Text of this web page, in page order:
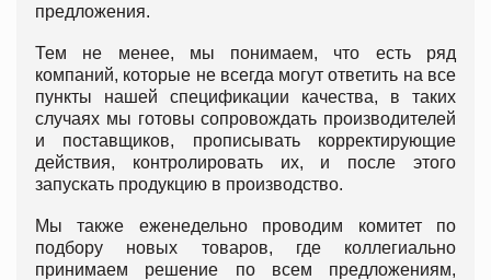
предложения.
Тем не менее, мы понимаем, что есть ряд
компаний, которые не всегда могут ответить на все
пункты нашей спецификации качества, в таких
случаях мы готовы сопровождать производителей
и поставщиков, прописывать корректирующие
действия, контролировать их, и после этого
запускать продукцию в производство.
Мы также еженедельно проводим комитет по
подбору новых товаров, где коллегиально
принимаем решение по всем предложениям,